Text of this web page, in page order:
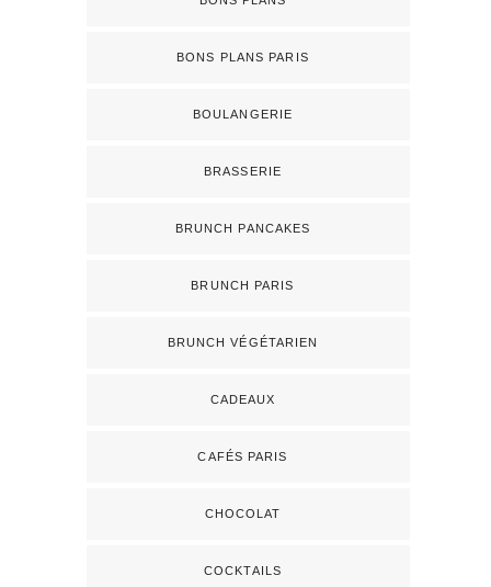
BONS PLANS PARIS
BOULANGERIE
BRASSERIE
BRUNCH PANCAKES
BRUNCH PARIS
BRUNCH VÉGÉTARIEN
CADEAUX
CAFÉS PARIS
CHOCOLAT
COCKTAILS